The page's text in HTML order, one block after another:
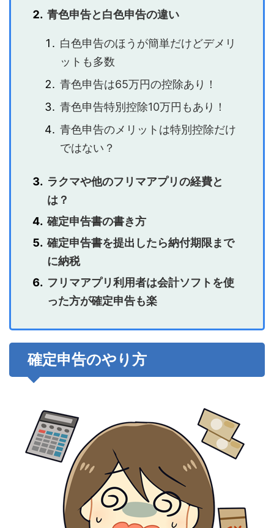
青色申告と白色申告の違い
白色申告のほうが簡単だけどデメリ
ットも多数
青色申告は65万円の控除あり！
青色申告特別控除10万円もあり！
青色申告のメリットは特別控除だけ
ではない？
ラクマや他のフリマアプリの経費と
は？
確定申告書の書き方
確定申告書を提出したら納付期限まで
に納税
フリマアプリ利用者は会計ソフトを使
った方が確定申告も楽
確定申告のやり方